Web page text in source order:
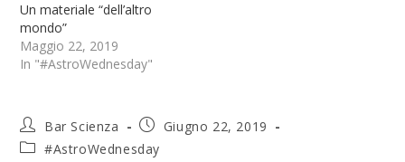
Un materiale “dell’altro
mondo”
Maggio 22, 2019
In "#AstroWednesday"
Bar Scienza
Giugno 22, 2019
#AstroWednesday